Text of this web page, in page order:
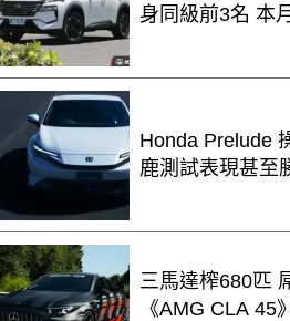
身同級前3名 本
Honda Prelude
鹿測試表現甚至
三馬達榨680匹
《AMG CLA 45